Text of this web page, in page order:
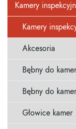
Kamery
Kamery
Akcesoria
Bębny do
Bębny do
Głowice kamer